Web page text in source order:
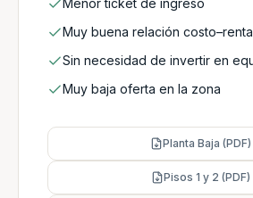
Menor ticket de ingreso
Muy buena relación
Sin necesidad de invertir en
Muy baja oferta en la zona
Planta Baja (PDF)
Pisos 1 y 2 (PDF)